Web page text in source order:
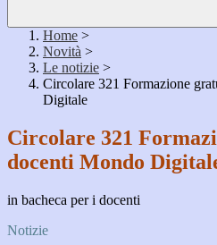
Home >
Novità >
Le notizie >
Circolare 321 Formazione
Digitale
Circolare 321
docenti Mondo
in bacheca per i docenti
Notizie